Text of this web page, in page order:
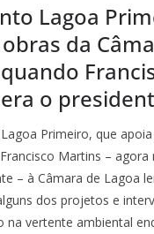
Lagoa
da
o
Primeiro, que apoia
Martins – agora
– à Câmara de Lagoa
dos projetos e
na vertente ambiental